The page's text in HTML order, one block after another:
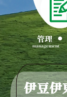
伊豆伊